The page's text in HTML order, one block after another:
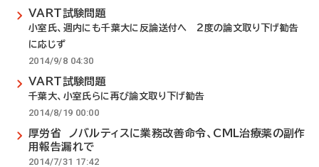
VART試験問題
小室氏、週内にも千葉大に反論送付へ 2度の論文取り下げ勧告
に応じず
2014/9/8 04:30
VART試験問題
千葉大、小室氏らに再び論文取り下げ勧告
2014/8/19 00:00
厚労省 ノバルティスに業務改善命令、CML治療薬の副作
用報告漏れで
2014/7/31 17:42